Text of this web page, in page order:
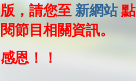
版，請您至 新網站點
閱節目相關資訊。
感恩！！